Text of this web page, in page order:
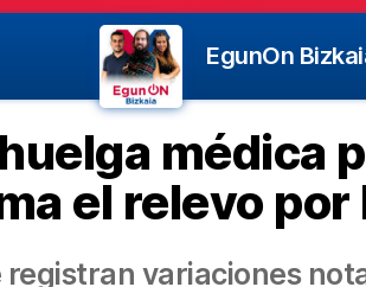
EgunOn
médica
el relevo por
variaciones